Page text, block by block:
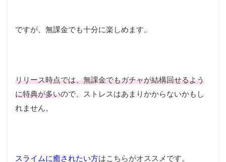
ですが、無課金でも十分に楽しめます。
リリース時点では、無課金でもガチャが結構回せるよう
に特典が多いので、ストレスはあまりかからないかもし
れません。
スライムに癒されたい方はこちらがオススメです。